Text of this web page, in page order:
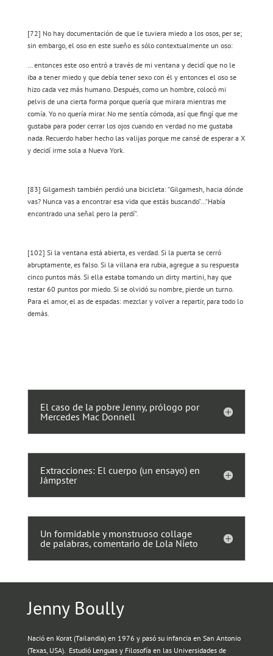
[72] No hay documentación de que le tuviera miedo a los osos, per se;
sin embargo, el oso en este sueño es sólo contextualmente un oso:
… entonces este oso entró a través de mi ventana y decidí que no le
iba a tener miedo y que debía tener sexo con él y entonces el oso se
hizo cada vez más humano. Después, como un hombre, colocó mi
pelvis de una cierta forma porque quería que mirara mientras me
comía. Yo no quería mirar. No me sentía cómoda,así que fingí que me
gustaba para poder cerrar los ojos cuando en verdad no me gustaba
nada. Recuerdo haber hecho las valijas porque me cansé de esperar a X
y decidí irme sola a Nueva York.
[83] Gilgamesh también perdió una bicicleta: “Gilgamesh, hacia dónde
vas? Nunca vas a encontrar esa vida que estás buscando”…“Había
encontrado una señal pero la perdí”.
[102] Si la ventana está abierta, es verdad. Si la puerta se cerró
abruptamente, es falso. Si la villana era rubia, agregue a su respuesta
cinco puntos más. Si ella estaba tomando un dirty martini, hay que
restar 60 puntos por miedo. Si se olvidó su nombre, pierde un turno.
Para el amor, el as de espadas: mezclar y volver a repartir, para todo lo
demás.
El caso de la pobre Jenny, prólogo por
Mercedes Mac Donnell
Extracciones: El cuerpo (un ensayo) en
Jámpster
Un formidable y monstruoso collage
de palabras, comentario de Lola Nieto
Jenny Boully
Nació en Korat (Tailandia) en 1976 y pasó su infancia en San Antonio
(Texas, USA). Estudió Lenguas y Filosofía en las Universidades de